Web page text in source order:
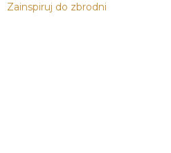
Zainspiruj do zbrodni